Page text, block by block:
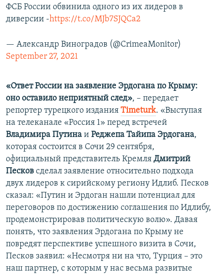
ФСБ России обвинила одного из их лидеров в
диверсии -https://t.co/MJb7SJQCa2
— Александр Виноградов (@CrimeaMonitor)
September 27, 2021
«Ответ России на заявление Эрдогана по Крыму:
оно оставило неприятный след», – передает
репортер турецкого издания Тimeturk. «Выступая
на телеканале «Россия 1» перед встречей
Владимира Путина и Реджепа Тайипа Эрдогана,
которая состоится в Сочи 29 сентября,
официальный представитель Кремля Дмитрий
Песков сделал заявление относительно подхода
двух лидеров к сирийскому региону Идлиб. Песков
сказал: «Путин и Эрдоган нашли потенциал для
переговоров по достижению соглашения по Идлибу,
продемонстрировав политическую волю». Давая
понять, что заявления Эрдогана по Крыму не
повредят перспективе успешного визита в Сочи,
Песков заявил: «Несмотря ни на что, Турция – это
наш партнер, с которым у нас весьма развитые